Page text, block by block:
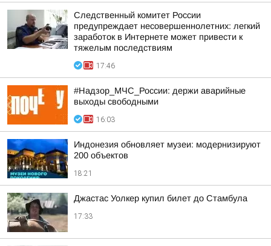
Следственный комитет России
предупреждает несовершеннолетних: легкий
заработок в Интернете может привести к
тяжелым последствиям
17:46
#Надзор_МЧС_России: держи аварийные
выходы свободными
16:03
Индонезия обновляет музеи: модернизируют
200 объектов
18:21
Джастас Уолкер купил билет до Стамбула
17:33